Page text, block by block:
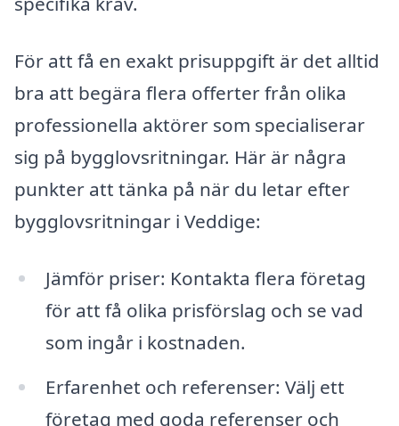
För att få en exakt prisuppgift är det alltid
bra att begära flera offerter från olika
professionella aktörer som specialiserar
sig på bygglovsritningar. Här är några
punkter att tänka på när du letar efter
bygglovsritningar i Veddige:
Jämför priser: Kontakta flera företag
för att få olika prisförslag och se vad
som ingår i kostnaden.
Erfarenhet och referenser: Välj ett
företag med goda referenser och